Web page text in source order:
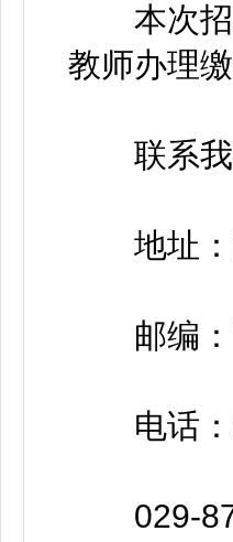
本次招
教师办理
联系我
地址：
邮编：
电话：
029-